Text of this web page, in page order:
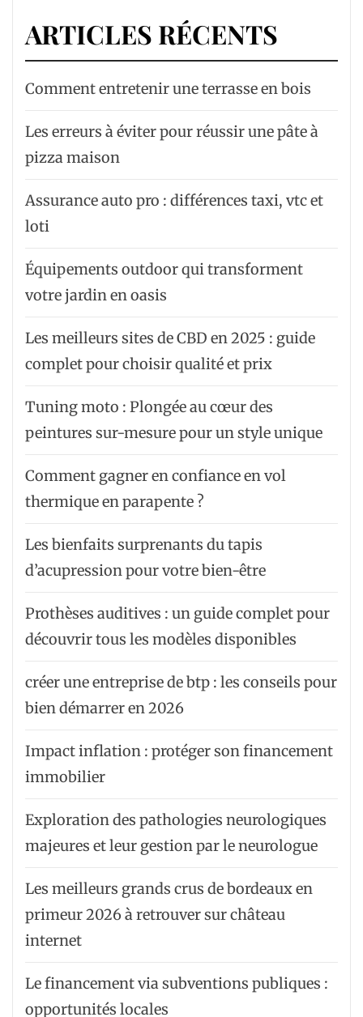
ARTICLES RÉCENTS
Comment entretenir une terrasse en bois
Les erreurs à éviter pour réussir une pâte à
pizza maison
Assurance auto pro : différences taxi, vtc et
loti
Équipements outdoor qui transforment
votre jardin en oasis
Les meilleurs sites de CBD en 2025 : guide
complet pour choisir qualité et prix
Tuning moto : Plongée au cœur des
peintures sur-mesure pour un style unique
Comment gagner en confiance en vol
thermique en parapente ?
Les bienfaits surprenants du tapis
d’acupression pour votre bien-être
Prothèses auditives : un guide complet pour
découvrir tous les modèles disponibles
créer une entreprise de btp : les conseils pour
bien démarrer en 2026
Impact inflation : protéger son financement
immobilier
Exploration des pathologies neurologiques
majeures et leur gestion par le neurologue
Les meilleurs grands crus de bordeaux en
primeur 2026 à retrouver sur château
internet
Le financement via subventions publiques :
opportunités locales